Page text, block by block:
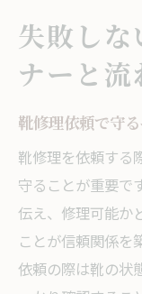
失敗し
ナーと
靴修理依頼で守
靴修理を依頼する
守ることが重要で
伝え、修理可能か
ことが信頼関係を
依頼の際は靴の状